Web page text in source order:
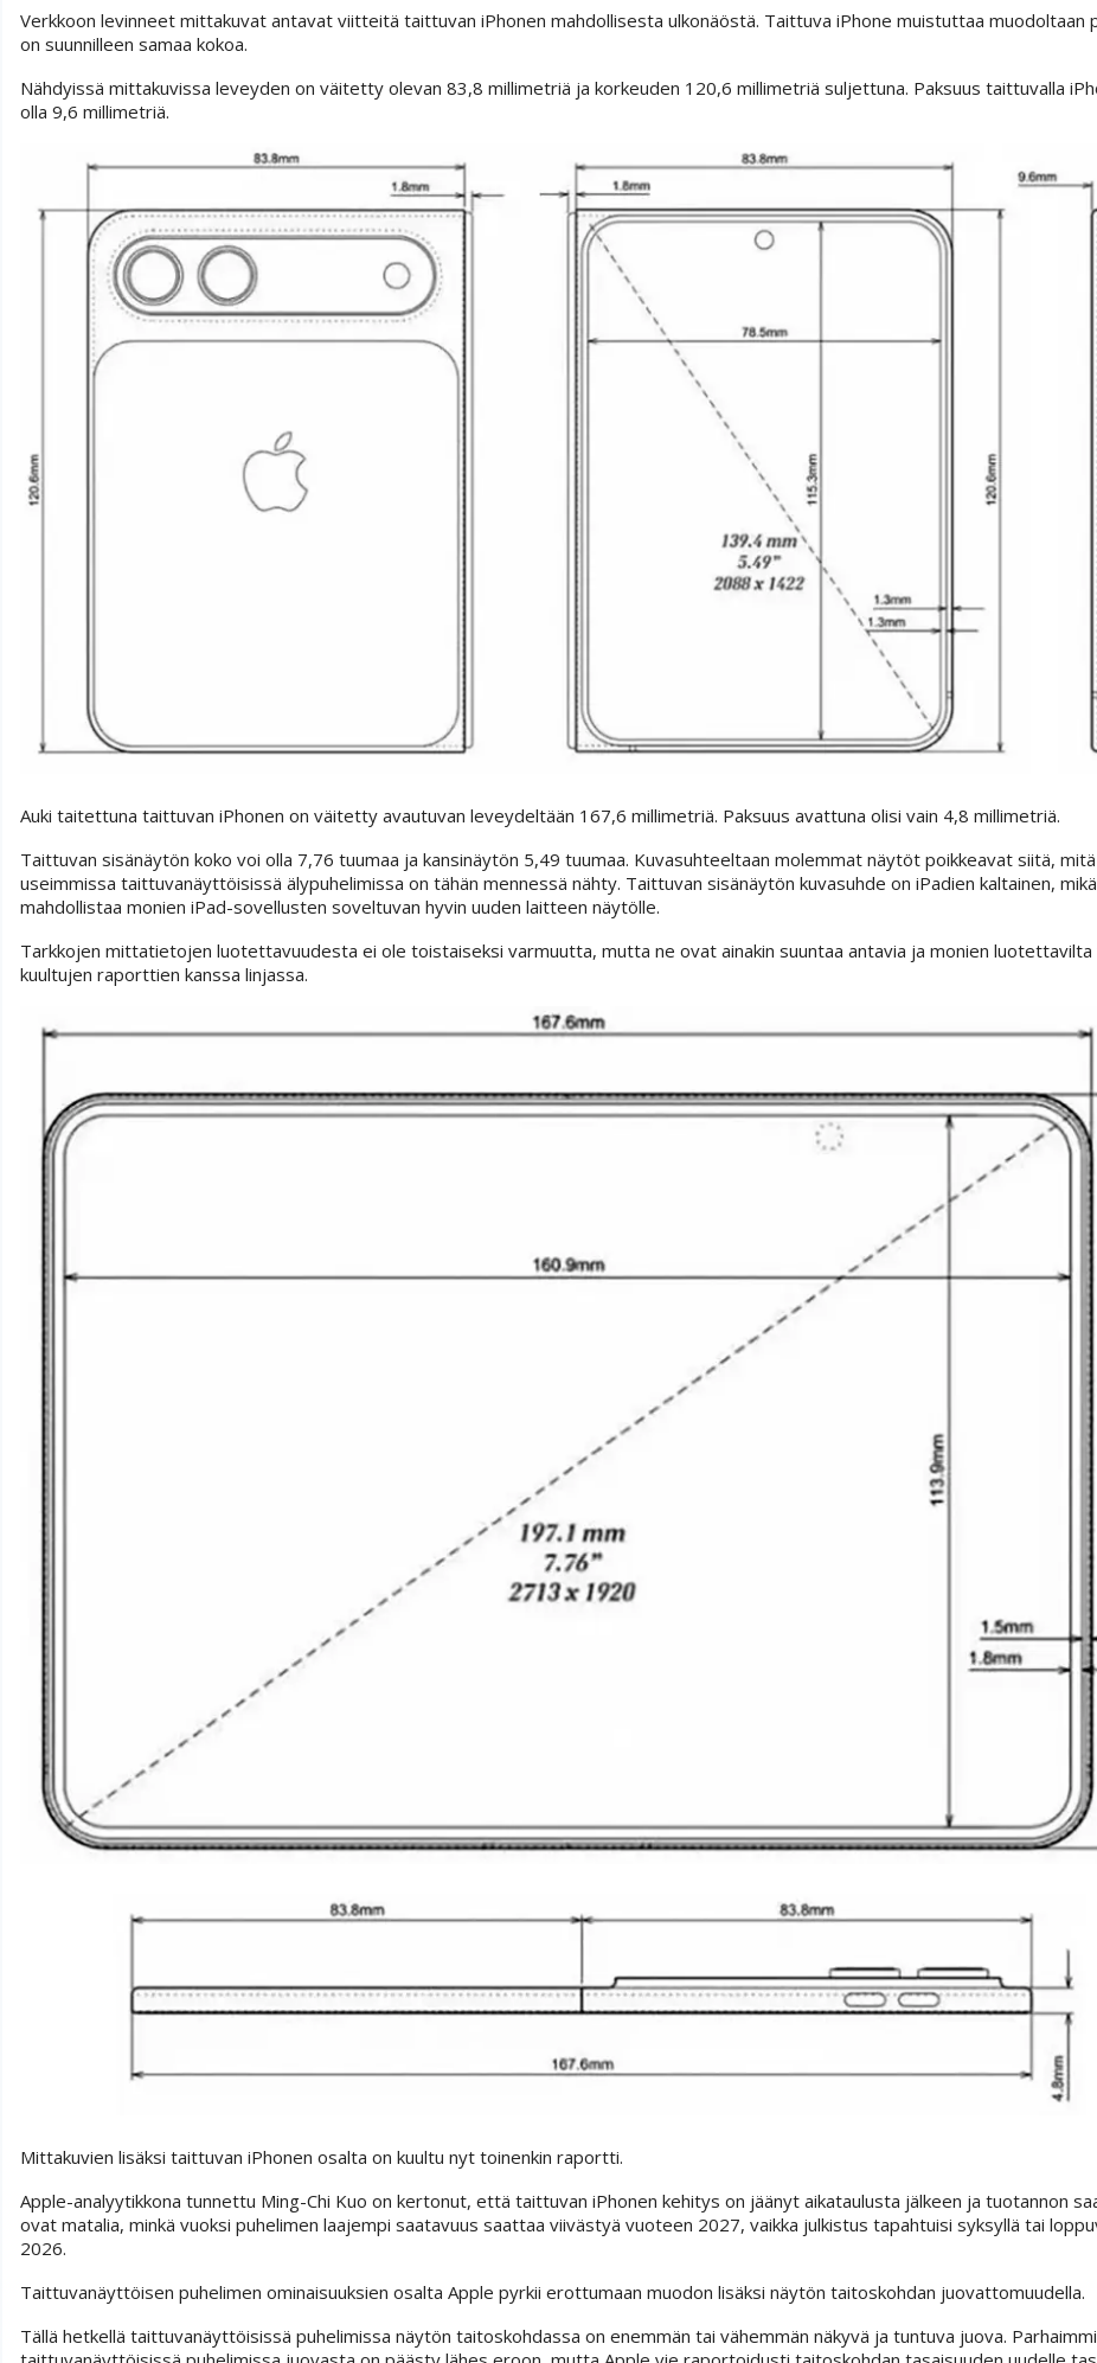
Verkkoon levinneet mittakuvat antavat viitteitä taittuvan iPhonen mahdollisesta ulkonäöstä. Taittuva iPhone muistuttaa muodoltaan
on suunnilleen samaa kokoa.
Nähdyissä mittakuvissa leveyden on väitetty olevan 83,8 millimetriä ja korkeuden 120,6 millimetriä suljettuna. Paksuus taittuvalla
olla 9,6 millimetriä.
Auki taitettuna taittuvan iPhonen on väitetty avautuvan leveydeltään 167,6 millimetriä. Paksuus avattuna olisi vain 4,8 millimetriä.
Taittuvan sisänäytön koko voi olla 7,76 tuumaa ja kansinäytön 5,49 tuumaa. Kuvasuhteeltaan molemmat näytöt poikkeavat siitä, mitä
useimmissa taittuvanäyttöisissä älypuhelimissa on tähän mennessä nähty. Taittuvan sisänäytön kuvasuhde on iPadien kaltainen, mikä
mahdollistaa monien iPad-sovellusten soveltuvan hyvin uuden laitteen näytölle.
Tarkkojen mittatietojen luotettavuudesta ei ole toistaiseksi varmuutta, mutta ne ovat ainakin suuntaa antavia ja monien luotettavilta
kuultujen raporttien kanssa linjassa.
Mittakuvien lisäksi taittuvan iPhonen osalta on kuultu nyt toinenkin raportti.
Apple-analyytikkona tunnettu Ming-Chi Kuo on kertonut, että taittuvan iPhonen kehitys on jäänyt aikataulusta jälkeen ja tuotannon
ovat matalia, minkä vuoksi puhelimen laajempi saatavuus saattaa viivästyä vuoteen 2027, vaikka julkistus tapahtuisi syksyllä tai
2026.
Taittuvanäyttöisen puhelimen ominaisuuksien osalta Apple pyrkii erottumaan muodon lisäksi näytön taitoskohdan juovattomuudella.
Tällä hetkellä taittuvanäyttöisissä puhelimissa näytön taitoskohdassa on enemmän tai vähemmän näkyvä ja tuntuva juova.